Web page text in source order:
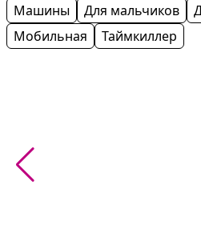
Машины
Для мальчиков
Мобильная
Таймкиллер